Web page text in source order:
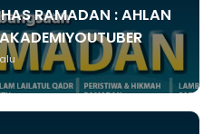
RAMADAN : AHLAN